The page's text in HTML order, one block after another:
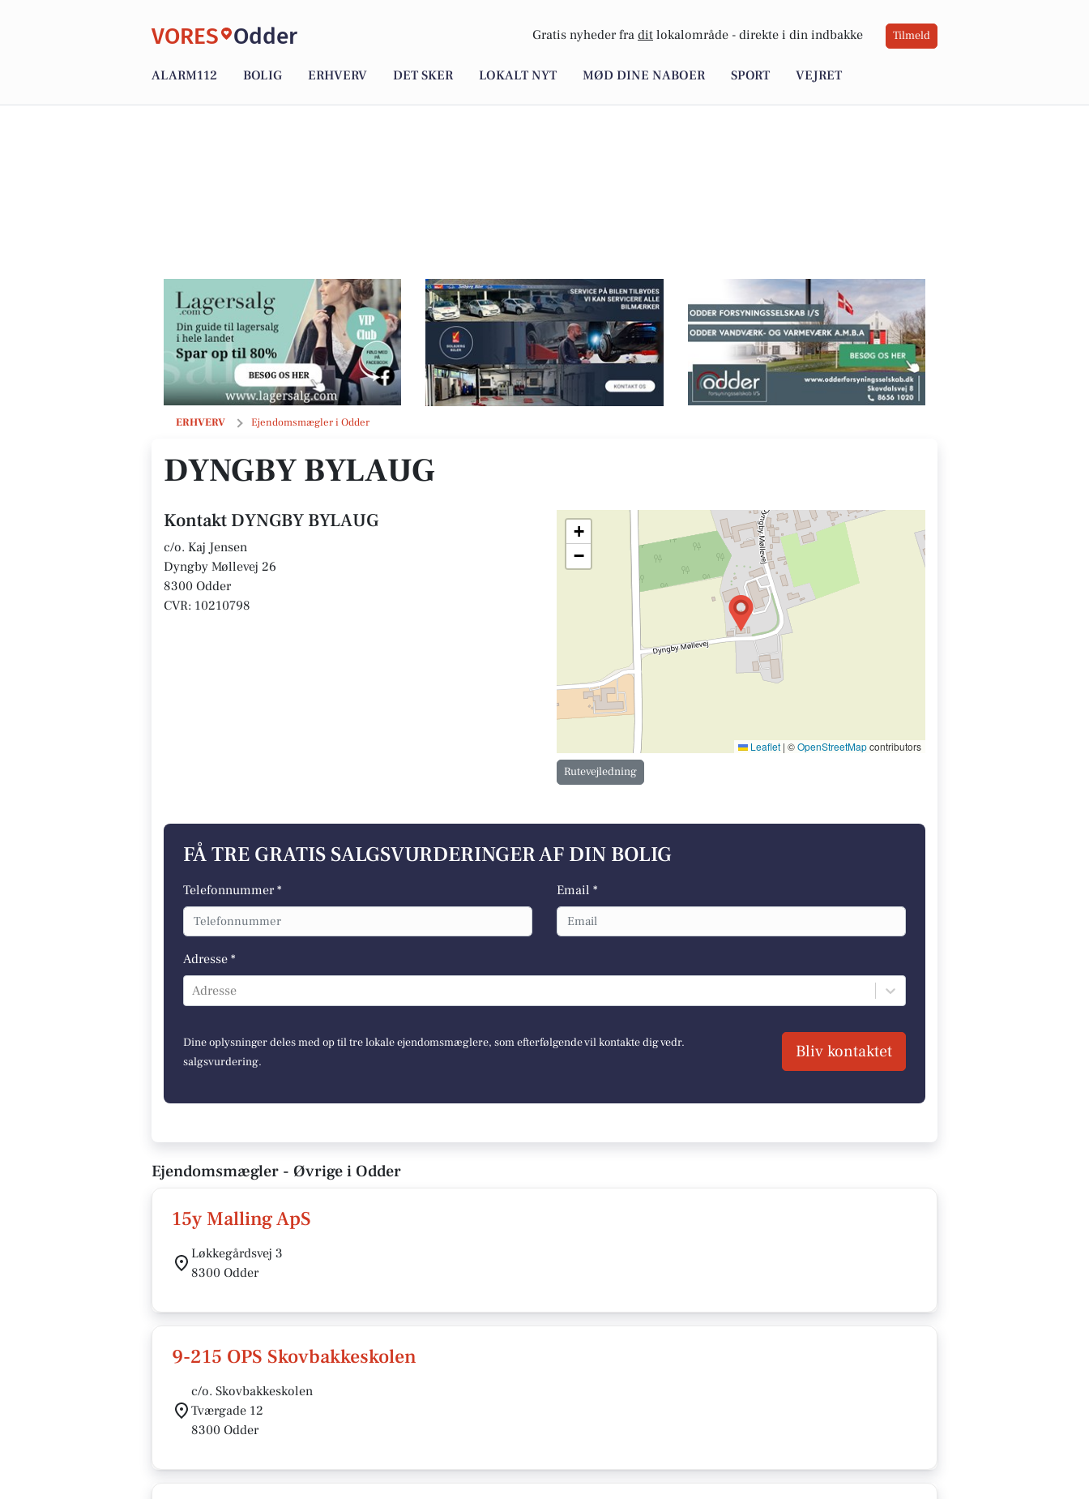
VORES Odder Gratis nyheder fra dit lokalområde - direkte i din indbakke Tilmeld
ALARM112 BOLIG ERHVERV DET SKER LOKALT NYT MØD DINE NABOER SPORT VEJRET
ERHVERV Ejendomsmægler i Odder
DYNGBY BYLAUG
DYNGBY BYLAUG
Kontakt DYNGBY BYLAUG
c/o. Kaj Jensen
Dyngby Møllevej 26
8300 Odder
CVR: 10210798
+
−
Leaflet | ©OpenStreetMapcontributors
Rutevejledning
FÅ TRE GRATIS SALGSVURDERINGER AF DIN BOLIG
Telefonnummer * Email *
Adresse *
Adresse
Dine oplysninger deles med op til tre lokale ejendomsmæglere, som efterfølgende vil kontakte dig vedr.
salgsvurdering.
Bliv kontaktet
Ejendomsmægler - Øvrige i Odder
15y Malling ApS
Løkkegårdsvej 3
8300 Odder
9-215 OPS Skovbakkeskolen
c/o. Skovbakkeskolen
Tværgade 12
8300 Odder